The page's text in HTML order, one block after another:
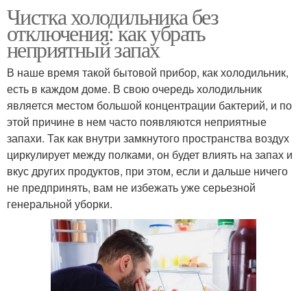
Чистка холодильника без
отключения: как убрать
неприятный запах
В наше время такой бытовой прибор, как холодильник,
есть в каждом доме. В свою очередь холодильник
является местом большой концентрации бактерий, и по
этой причине в нем часто появляются неприятные
запахи. Так как внутри замкнутого пространства воздух
циркулирует между полками, он будет влиять на запах и
вкус других продуктов, при этом, если и дальше ничего
не предпринять, вам не избежать уже серьезной
генеральной уборки.